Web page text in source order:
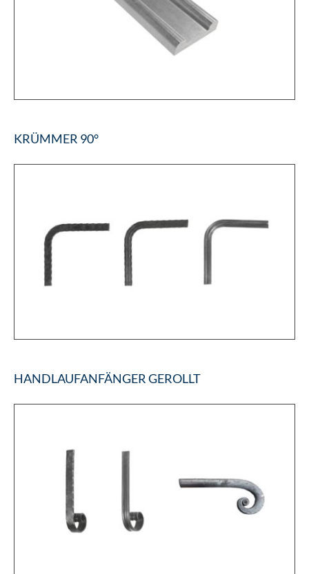
KRÜMMER 90°
HANDLAUFANFÄNGER GEROLLT